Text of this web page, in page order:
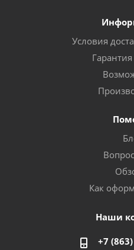
Условия
Как
Наши
+7